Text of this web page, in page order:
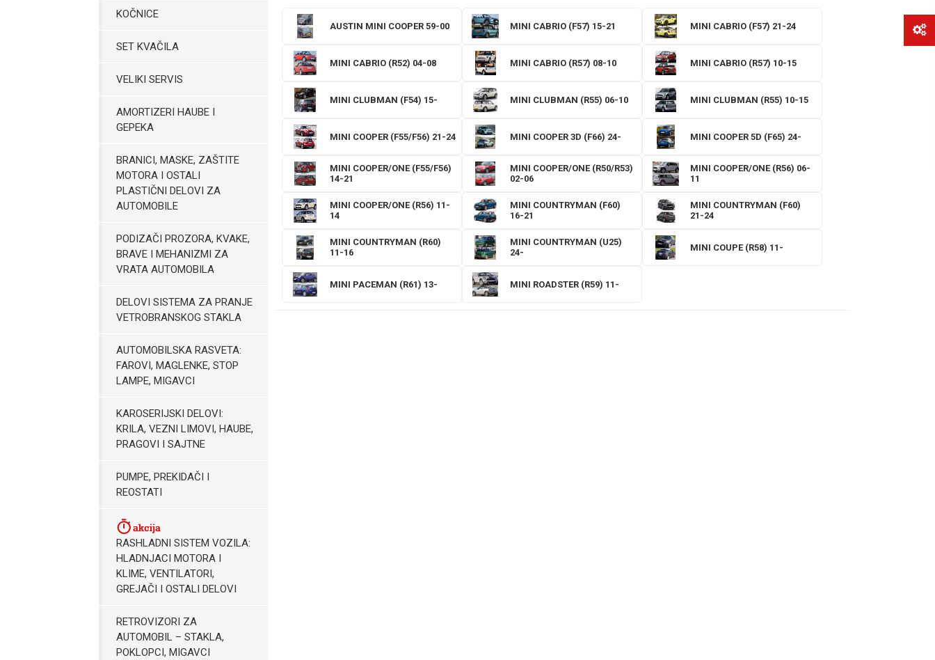
KOČNICE
SET KVAČILA
VELIKI SERVIS
AMORTIZERI HAUBE I
GEPEKA
BRANICI, MASKE, ZAŠTITE
MOTORA I OSTALI
PLASTIČNI DELOVI ZA
AUTOMOBILE
PODIZAČI PROZORA, KVAKE,
BRAVE I MEHANIZMI ZA
VRATA AUTOMOBILA
DELOVI SISTEMA ZA PRANJE
VETROBRANSKOG STAKLA
AUTOMOBILSKA RASVETA:
FAROVI, MAGLENKE, STOP
LAMPE, MIGAVCI
KAROSERIJSKI DELOVI:
KRILA, VEZNI LIMOVI, HAUBE,
PRAGOVI I SAJTNE
PUMPE, PREKIDAČI I
REOSTATI
RASHLADNI SISTEM VOZILA:
HLADNJACI MOTORA I
KLIME, VENTILATORI,
GREJAČI I OSTALI DELOVI
RETROVIZORI ZA
AUTOMOBIL – STAKLA,
POKLOPCI, MIGAVCI
AUSTIN MINI COOPER 59-00 MINI CABRIO (F57) 15-21 MINI CABRIO (F57) 21-24
MINI CABRIO (R52) 04-08 MINI CABRIO (R57) 08-10 MINI CABRIO (R57) 10-15
MINI CLUBMAN (F54) 15- MINI CLUBMAN (R55) 06-10 MINI CLUBMAN (R55) 10-15
MINI COOPER (F55/F56) 21-24 MINI COOPER 3D (F66) 24- MINI COOPER 5D (F65) 24-
MINI COOPER/ONE (F55/F56)
14-21
MINI COOPER/ONE (R50/R53)
02-06
MINI COOPER/ONE (R56) 06-
11
MINI COOPER/ONE (R56) 11-
14
MINI COUNTRYMAN (F60)
16-21
MINI COUNTRYMAN (F60)
21-24
MINI COUNTRYMAN (R60)
11-16
MINI COUNTRYMAN (U25)
24-
MINI COUPE (R58) 11-
MINI PACEMAN (R61) 13- MINI ROADSTER (R59) 11-